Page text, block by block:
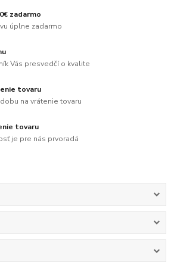
zadarmo
úplne zadarmo
Vás presvedčí o kvalite
tovaru
na vrátenie tovaru
tovaru
je pre nás prvoradá